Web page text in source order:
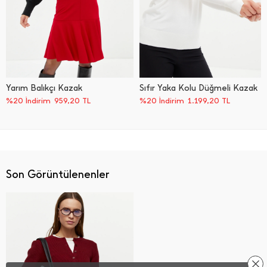
Yarım Balıkçı Kazak
%20 İndirim 959,20 TL
Sıfır Yaka Kolu Düğmeli Kazak
%20 İndirim 1.199,20 TL
Son Görüntülenenler